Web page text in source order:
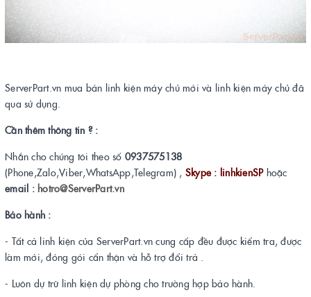
ServerPart.vn mua bán linh kiện máy chủ mới và linh kiện máy chủ đã
qua sử dụng.
Cần thêm thông tin ? :
Nhắn cho chúng tôi theo số 0937575138
(Phone,Zalo,Viber,WhatsApp,Telegram) , Skype : linhkienSPhoặc
email : hotro@ServerPart.vn
Bảo hành :
- Tất cả linh kiện của ServerPart.vn cung cấp đều được kiểm tra, được
làm mới, đóng gói cẩn thận và hỗ trợ đổi trả .
- Luôn dự trữ linh kiện dự phòng cho trường hợp bảo hành.